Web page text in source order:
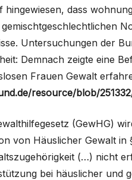
hingewiesen, dass
Untersuchungen der
Demnach zeigte eine
Frauen Gewalt
resource/blob/
(GewHG)
von Häuslicher Gewalt
(…) nicht
bei häuslicher und